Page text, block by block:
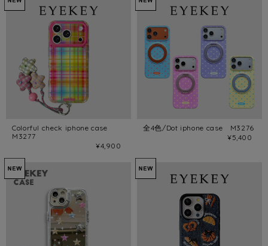
Colorful check iphone case
M3277
¥4,900
全4色/Dot iphone case M3276
¥5,400